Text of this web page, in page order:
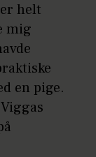
helt
mig
en pige.